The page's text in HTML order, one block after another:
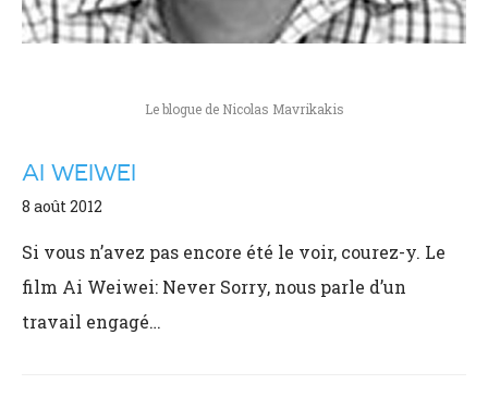
Le blogue de Nicolas Mavrikakis
AI WEIWEI
8 août 2012
Si vous n’avez pas encore été le voir, courez-y. Le
film Ai Weiwei: Never Sorry, nous parle d’un
travail engagé…